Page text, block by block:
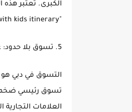
الكبرى. تعتبر
"Dubai with kids itinerary" للحصول على أفضل الخطط.
5. تسوق بلا حدود: عروض "Luxury Shopping" وتجارب حصرية
التسوق في دبي هو
تسوق رئيسي ضخم،